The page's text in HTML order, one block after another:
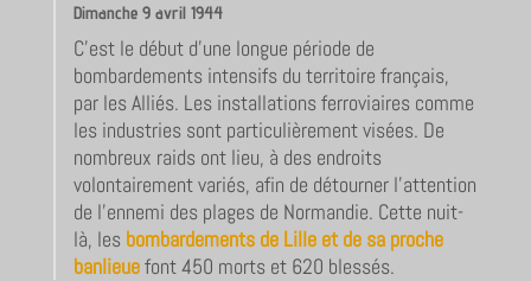
Dimanche 9 avril 1944
C’est le début d’une longue période de
bombardements intensifs du territoire français,
par les Alliés. Les installations ferroviaires comme
les industries sont particulièrement visées. De
nombreux raids ont lieu, à des endroits
volontairement variés, afin de détourner l’attention
de l’ennemi des plages de Normandie. Cette nuit-
là, les bombardements de Lille et de sa proche
banlieuefont 450 morts et 620 blessés.